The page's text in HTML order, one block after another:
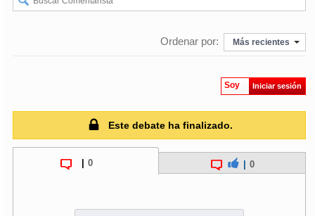
Ordenar por: Más recientes
Soy Iniciar sesión
Este debate ha finalizado.
| 0 0